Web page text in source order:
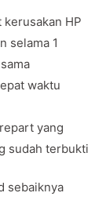
HP
selama 1
waktu
yang
sudah terbukti
sebaiknya